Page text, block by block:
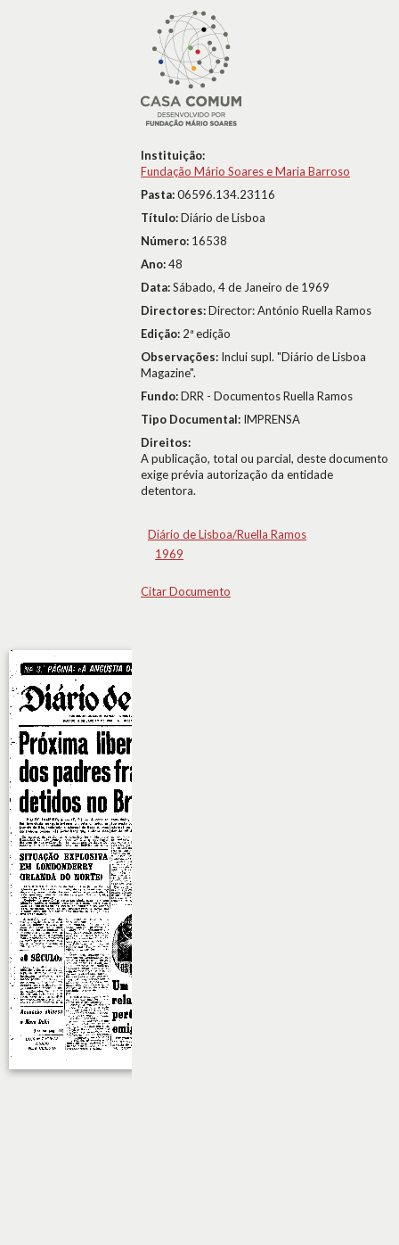
Instituição:
Fundação Mário Soares e Maria Barroso
Pasta:06596.134.23116
Título:Diário de Lisboa
Número: 16538
Ano:48
Data:Sábado, 4 de Janeiro de 1969
Directores:Director: António Ruella Ramos
Edição: 2ª edição
Observações: Inclui supl. "Diário de Lisboa
Magazine".
Fundo:DRR - Documentos Ruella Ramos
Tipo Documental: IMPRENSA
Direitos:
A publicação, total ou parcial, deste documento
exige prévia autorização da entidade
detentora.
Diário de Lisboa/Ruella Ramos
1969
Citar Documento